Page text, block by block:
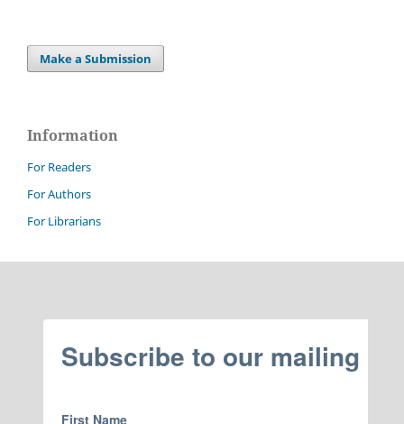
Make a Submission
Information
For Readers
For Authors
For Librarians